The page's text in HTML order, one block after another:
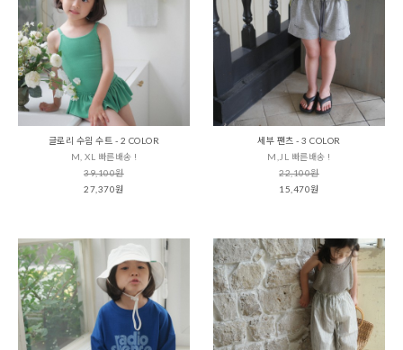
글로리 수읨 수트 - 2 COLOR
M, XL 빠른배송 !
39,100원
27,370원
세부 팬츠 - 3 COLOR
M,JL 빠른배송 !
22,100원
15,470원